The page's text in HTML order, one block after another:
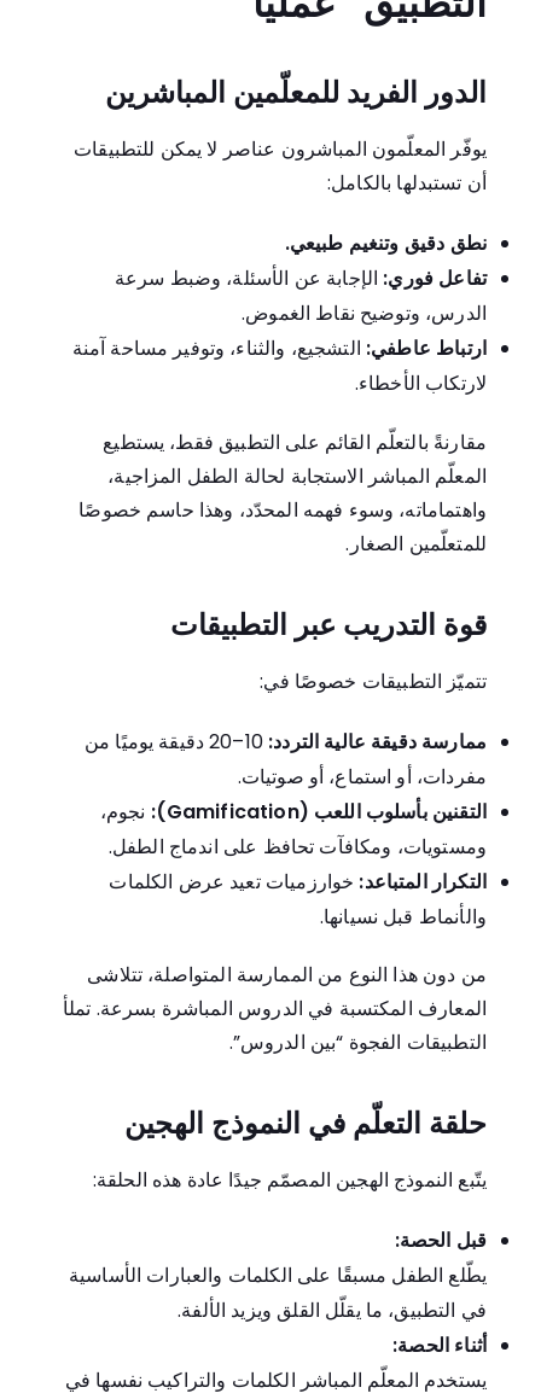
الدور الفريد للمعلّمين المباشرين
يوفّر المعلّمون المباشرون عناصر لا يمكن للتطبيقات
أن تستبدلها بالكامل:
نطق دقيق وتنغيم طبيعي.
تفاعل فوري: الإجابة عن الأسئلة، وضبط سرعة
الدرس، وتوضيح نقاط الغموض.
ارتباط عاطفي: التشجيع، والثناء، وتوفير مساحة آمنة
لارتكاب الأخطاء.
مقارنةً بالتعلّم القائم على التطبيق فقط، يستطيع
المعلّم المباشر الاستجابة لحالة الطفل المزاجية،
واهتماماته، وسوء فهمه المحدّد، وهذا حاسم خصوصًا
للمتعلّمين الصغار.
قوة التدريب عبر التطبيقات
تتميّز التطبيقات خصوصًا في:
ممارسة دقيقة عالية التردد:
10–20 دقيقة يوميًا من
مفردات، أو استماع، أو صوتيات.
التقنين بأسلوب اللعب (Gamification):
نجوم،
ومستويات، ومكافآت تحافظ على اندماج الطفل.
التكرار المتباعد: خوارزميات تعيد عرض الكلمات
والأنماط قبل نسيانها.
من دون هذا النوع من الممارسة المتواصلة، تتلاشى
المعارف المكتسبة في الدروس المباشرة بسرعة. تملأ
التطبيقات الفجوة “بين الدروس”.
حلقة التعلّم في النموذج الهجين
يتّبع النموذج الهجين المصمّم جيدًا عادة هذه الحلقة:
قبل الحصة:
يطّلع الطفل مسبقًا على الكلمات والعبارات الأساسية
في التطبيق، ما يقلّل القلق ويزيد الألفة.
أثناء الحصة:
يستخدم المعلّم المباشر الكلمات والتراكيب نفسها في